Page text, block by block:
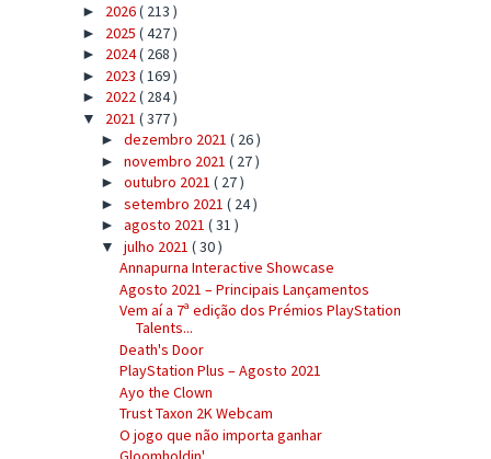
► 2026( 213 )
► 2025 ( 427 )
► 2024( 268 )
► 2023 ( 169 )
► 2022( 284 )
▼ 2021 ( 377 )
► dezembro 2021 ( 26 )
► novembro 2021 ( 27 )
► outubro 2021 ( 27 )
► setembro 2021 ( 24 )
► agosto 2021 ( 31 )
▼ julho 2021 ( 30 )
Annapurna Interactive Showcase
Agosto 2021 – Principais Lançamentos
Vem aí a 7ª edição dos Prémios PlayStation
Talents...
Death's Door
PlayStation Plus – Agosto 2021
Ayo the Clown
Trust Taxon 2K Webcam
O jogo que não importa ganhar